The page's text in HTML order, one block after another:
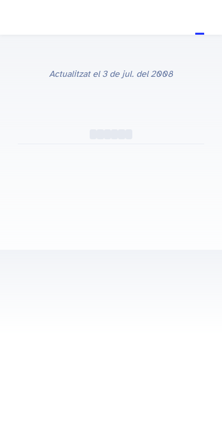
Actualitzat el 3 de jul. del 2008